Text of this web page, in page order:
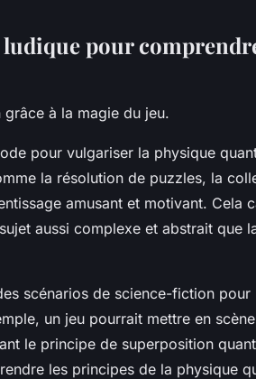
ludique pour
à la magie du jeu.
pour vulgariser la physique
la résolution de puzzles, la
amusant et motivant. Cela
aussi complexe et abstrait que
scénarios de science-fiction pour
un jeu pourrait mettre en
le principe de superposition
les principes de la physique